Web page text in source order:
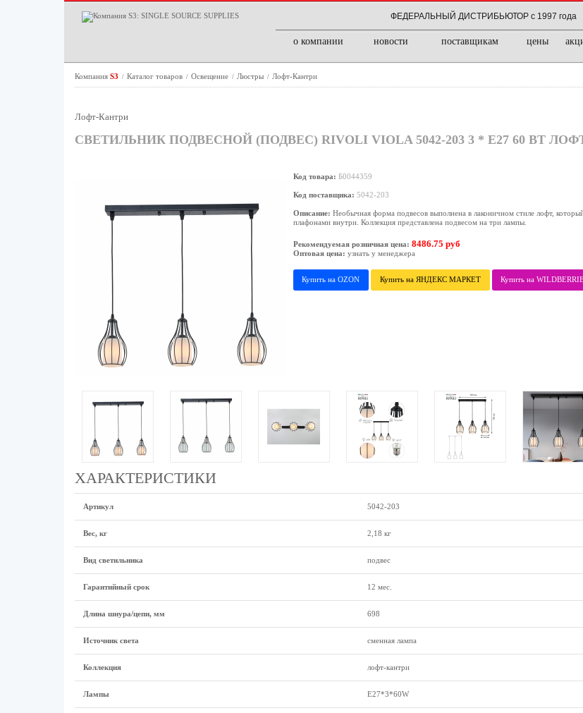
ФЕДЕРАЛЬНЫЙ ДИСТРИБЬЮТОР с 1997 года
о компании новости поставщикам цены
Компания S3 / Каталог товаров / Освещение / Люстры / Лофт-Кантри
Лофт-Кантри
СВЕТИЛЬНИК ПОДВЕСНОЙ (ПОДВЕС) RIVOLI VIOLA 5042-203 3 * E27 60 ВТ
Код товара: Б0044359
Код поставщика: 5042-203
Описание: Необычная форма подвесов выполнена в лаконичном стиле лофт,
плафонами внутри. Коллекция представлена подвесом на три лампы.
Рекомендуемая розничная цена: 8486.75 руб
Оптовая цена: узнать у менеджера
Купить на OZON Купить на ЯНДЕКС МАРКЕТ Купить на
ХАРАКТЕРИСТИКИ
Артикул 5042-203
Вес, кг 2,18 кг
Вид светильника подвес
Гарантийный срок 12 мес.
Длина шнура/цепи, мм 698
Источник света сменная лампа
Коллекция лофт-кантри
Лампы Е27*3*60W